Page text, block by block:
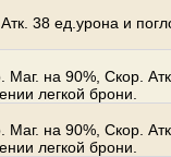
38 ед.урона и
на 90%, Скор.
легкой брони.
на 90%, Скор.
легкой брони.